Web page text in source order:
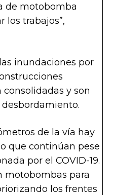
de motobomba
los trabajos”,
inundaciones por
consolidadas y son
de la vía hay
que continúan pese
por el COVID-19.
motobombas para
los frentes